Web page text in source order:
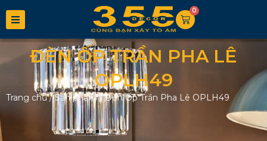
0
ĐÈN ỐP TRẦN PHA LÊ
OPLH49
Trang chủ/Sản phẩm/Đèn Ốp Trần Pha Lê OPLH49